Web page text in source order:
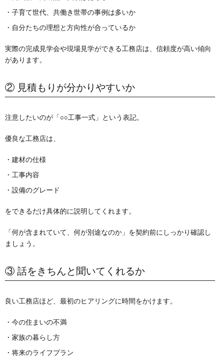
・子育て世代、共働き世帯の事例は多いか
・自分たちの理想と方向性が合っているか
実際の完成見学会や現場見学ができる工務店は、信頼度が高い傾向
があります。
② 見積もりが分かりやすいか
注意したいのが「○○工事一式」という表記。
優良な工務店は、
・建材の仕様
・工事内容
・設備のグレード
をできるだけ具体的に説明してくれます。
「何が含まれていて、何が別途なのか」を契約前にしっかり確認し
ましょう。
③ 話をきちんと聞いてくれるか
良い工務店ほど、最初のヒアリングに時間をかけます。
・今の住まいの不満
・家族の暮らし方
・将来のライフプラン